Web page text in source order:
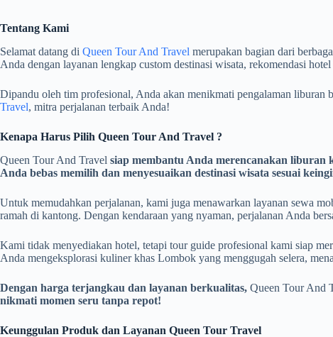
Tentang Kami
Selamat datang di Queen Tour And Travel merupakan bagian dari
Anda dengan layanan lengkap custom destinasi wisata, rekomendasi
Dipandu oleh tim profesional, Anda akan menikmati pengalaman liburan
Travel, mitra perjalanan terbaik Anda!
Kenapa Harus Pilih Queen Tour And Travel ?
Queen Tour And Travel siap membantu Anda merencanakan liburan
Anda bebas memilih dan menyesuaikan destinasi wisata sesuai
Untuk memudahkan perjalanan, kami juga menawarkan layanan sewa
ramah di kantong. Dengan kendaraan yang nyaman, perjalanan Anda
Kami tidak menyediakan hotel, tetapi tour guide profesional kami siap
Anda mengeksplorasi kuliner khas Lombok yang menggugah selera,
Dengan harga terjangkau dan layanan berkualitas, Queen Tour And
nikmati momen seru tanpa repot!
Keunggulan Produk dan Layanan Queen Tour Travel